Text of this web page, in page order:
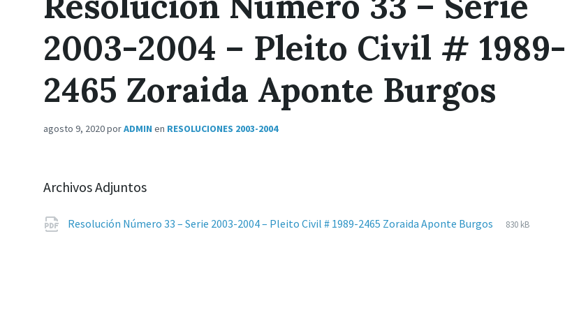
2003-2004 – Pleito Civil # 1989-
2465 Zoraida Aponte Burgos
agosto 9, 2020porADMIN en RESOLUCIONES 2003-2004
Archivos Adjuntos
Resolución Número 33 – Serie 2003-2004 – Pleito Civil # 1989-2465 Zoraida Aponte Burgos
Extensiones
pdf
Tamaño
830 kB